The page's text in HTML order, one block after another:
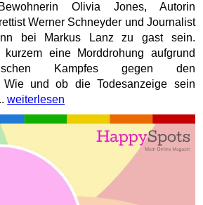
Bewohnerin Olivia Jones, Autorin
Werner Schneyder und Journalist
bei Markus Lanz zu gast sein.
eine Morddrohung aufgrund
Kampfes gegen den
Wie und ob die Todesanzeige sein
weiterlesen